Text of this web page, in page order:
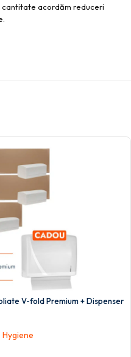
cantitate acordăm reduceri
V-fold Premium + Dispenser